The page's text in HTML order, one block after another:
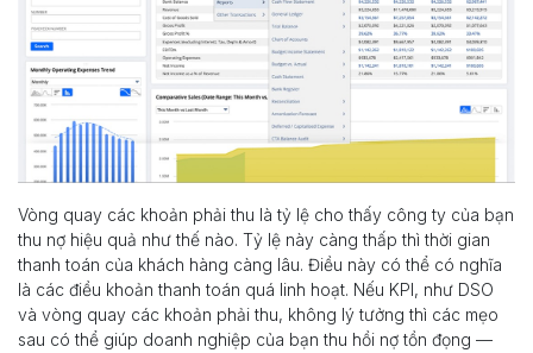
Vòng quay các khoản phải thu là tỷ lệ cho thấy công ty của bạn
thu nợ hiệu quả như thế nào. Tỷ lệ này càng thấp thì thời gian
thanh toán của khách hàng càng lâu. Điều này có thể có nghĩa
là các điều khoản thanh toán quá linh hoạt. Nếu KPI, như DSO
và vòng quay các khoản phải thu, không lý tưởng thì các mẹo
sau có thể giúp doanh nghiệp của bạn thu hồi nợ tồn đọng —